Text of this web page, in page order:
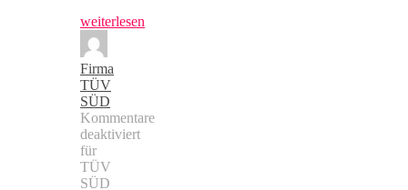
weiterlesen
Firma
TÜV
SÜD
Kommentare
deaktiviert
für
TÜV
SÜD